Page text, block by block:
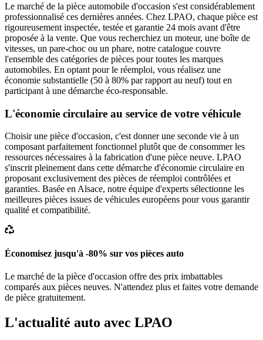
Le marché de la pièce automobile d'occasion s'est considérablement
professionnalisé ces dernières années. Chez LPAO, chaque pièce est
rigoureusement inspectée, testée et garantie 24 mois avant d'être
proposée à la vente. Que vous recherchiez un moteur, une boîte de
vitesses, un pare-choc ou un phare, notre catalogue couvre
l'ensemble des catégories de pièces pour toutes les marques
automobiles. En optant pour le réemploi, vous réalisez une
économie substantielle (50 à 80% par rapport au neuf) tout en
participant à une démarche éco-responsable.
L'économie circulaire au service de votre véhicule
Choisir une pièce d'occasion, c'est donner une seconde vie à un
composant parfaitement fonctionnel plutôt que de consommer les
ressources nécessaires à la fabrication d'une pièce neuve. LPAO
s'inscrit pleinement dans cette démarche d'économie circulaire en
proposant exclusivement des pièces de réemploi contrôlées et
garanties. Basée en Alsace, notre équipe d'experts sélectionne les
meilleures pièces issues de véhicules européens pour vous garantir
qualité et compatibilité.
Économisez jusqu'à -80% sur vos pièces auto
Le marché de la pièce d'occasion offre des prix imbattables
comparés aux pièces neuves. N'attendez plus et faites votre demande
de pièce gratuitement.
L'actualité auto avec LPAO